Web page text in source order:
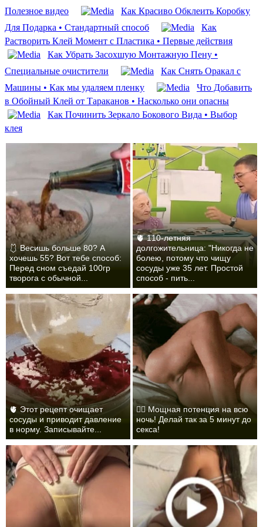
Полезное видео
Как Красиво Обклеить Коробку
Для Подарка • Стандартный способ
Как
Растворить Клей Момент с Пластика • Первые действия
Как Убрать Засохшую Монтажную Пену •
Специальные очистители
Как Снять Оракал с
Машины • Как мы удаляем пленку
Что Добавить
в Обойный Клей от Тараканов • Насколько они опасны
Как Починить Зеркало Бокового Вида • Выбор
клея
🩱 Весишь больше 80? А
хочешь 55? Вот тебе способ:
Перед сном съедай 100гр
творога с обычной...
🫀 110-летняя
долгожительница: "Никогда не
болею, потому что чищу
сосуды уже 35 лет. Простой
способ - пить...
🫀 Этот рецепт очищает
сосуды и приводит давление
в норму. Записывайте...
❤️‍🔥 Мощная потенция на всю
ночь! Делай так за 5 минут до
секса!